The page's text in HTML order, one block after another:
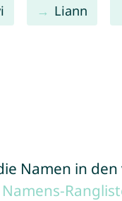
Liann
Namen in